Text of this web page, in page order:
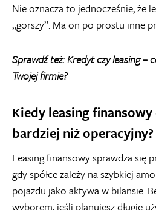
Nie oznacza to jednocześnie, że
„gorszy”. Ma on po prostu inne
Sprawdź też:Kredyt czy leasing –
Twojej firmie?
Kiedy leasing finansowy
bardziej niż operacyjny?
Leasing finansowy sprawdza się
gdy spółce zależy na szybkiej
pojazdu jako aktywa w bilansie.
wyborem, jeśli planujesz długie